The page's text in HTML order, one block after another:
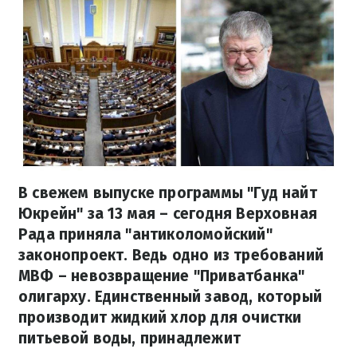
В свежем выпуске программы "Гуд найт
Юкрейн" за 13 мая – сегодня Верховная
Рада приняла "антиколомойский"
законопроект. Ведь одно из требований
МВФ – невозвращение "Приватбанка"
олигарху. Единственный завод, который
производит жидкий хлор для очистки
питьевой воды, принадлежит